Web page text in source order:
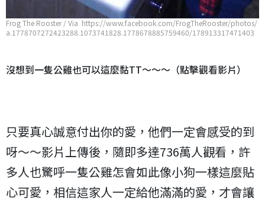
Frog The Rooster / Via https://www.facebook.com/FrogTheRooster/photos/
a.1778707272423288.1073741828.1778678885759460/178913317471403
沒想到一隻公雞也可以這麼黏TT～～～（點擊觀看影片）
只要真心誠意付出你的愛，他們一定會感受的到
呀～～影片上傳後，隨即多達736萬人觀看，許
多人也驚呼一隻公雞怎會如此像小狗一樣這麼貼
心可愛，相信這家人一定給他滿滿的愛，才會讓